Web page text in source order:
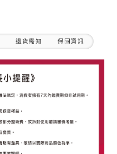
退貨需知 保固資訊